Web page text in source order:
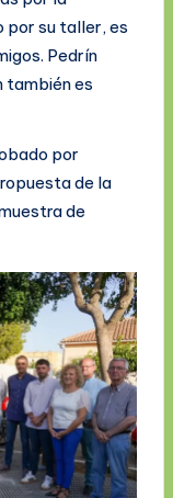
por su taller, es
Pedrín
también es
por
de la
de